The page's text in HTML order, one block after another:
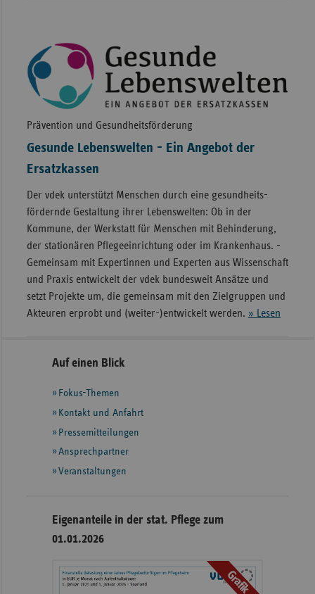
Prävention und Gesundheitsförderung
Gesunde Lebenswelten - Ein Angebot der
Ersatzkassen
Der vdek unterstützt Menschen durch eine gesund­heits­­
fördernde Gestaltung ihrer Lebens­welten: Ob in der
Kommune, der Werk­statt für Menschen mit Behinderung,
der stationären Pflege­einrichtung oder im Kranken­haus. ­
Gemeinsam mit Expertinnen und Experten aus Wissenschaft
und Praxis entwickelt der vdek bundesweit Ansätze und
setzt Projekte um, die gemeinsam mit den Zielgruppen und
Akteuren erprobt und (weiter-)entwickelt werden. » Lesen
Seitennavigation
Seitenleiste
weiteren
Informationen
Auf einen Blick
Fokus-Themen
Kontakt und Anfahrt
Pressemitteilungen
Ansprechpartner
Veranstaltungen
Eigenanteile in der stat. Pflege zum
01.01.2026
Grafik